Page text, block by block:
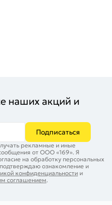
наших акций и
Подписаться
рекламные и иные
от ООО «169». Я
на обработку персональных
ознакомление и
конфиденциальности и
соглашением.